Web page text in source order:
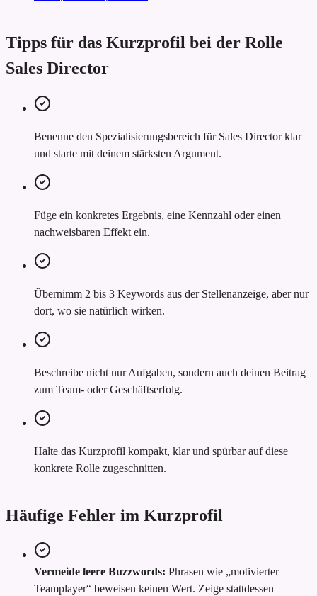
Tipps für das Kurzprofil bei der Rolle
Sales Director
Benenne den Spezialisierungsbereich für Sales Director klar
und starte mit deinem stärksten Argument.
Füge ein konkretes Ergebnis, eine Kennzahl oder einen
nachweisbaren Effekt ein.
Übernimm 2 bis 3 Keywords aus der Stellenanzeige, aber nur
dort, wo sie natürlich wirken.
Beschreibe nicht nur Aufgaben, sondern auch deinen Beitrag
zum Team- oder Geschäftserfolg.
Halte das Kurzprofil kompakt, klar und spürbar auf diese
konkrete Rolle zugeschnitten.
Häufige Fehler im Kurzprofil
Vermeide leere Buzzwords: Phrasen wie „motivierter
Teamplayer“ beweisen keinen Wert. Zeige stattdessen